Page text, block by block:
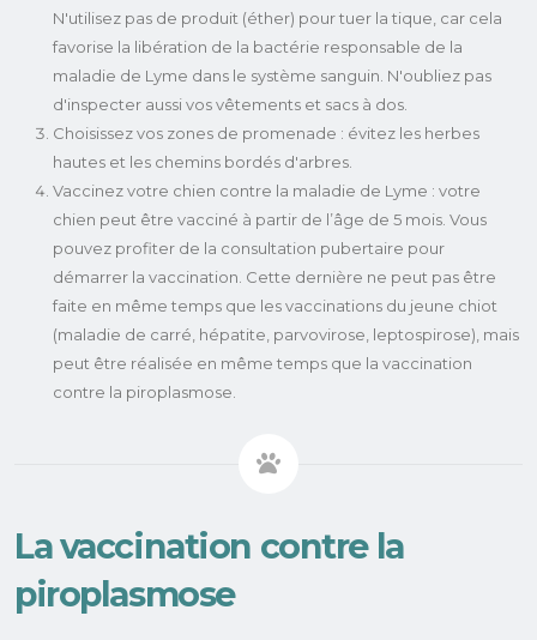
N'utilisez pas de produit (éther) pour tuer la tique, car cela
favorise la libération de la bactérie responsable de la
maladie de Lyme dans le système sanguin. N'oubliez pas
d'inspecter aussi vos vêtements et sacs à dos.
Choisissez vos zones de promenade : évitez les herbes
hautes et les chemins bordés d'arbres.
Vaccinez votre chien contre la maladie de Lyme : votre
chien peut être vacciné à partir de l’âge de 5 mois. Vous
pouvez profiter de la consultation pubertaire pour
démarrer la vaccination. Cette dernière ne peut pas être
faite en même temps que les vaccinations du jeune chiot
(maladie de carré, hépatite, parvovirose, leptospirose), mais
peut être réalisée en même temps que la vaccination
contre la piroplasmose.
La vaccination contre la
piroplasmose